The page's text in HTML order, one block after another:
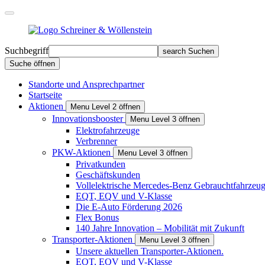
Suchbegriff search Suchen
Suche öffnen
Standorte und Ansprechpartner
Startseite
Aktionen
Menu Level 2 öffnen
Innovationsbooster Menu Level 3 öffnen
Elektrofahrzeuge
Verbrenner
PKW-Aktionen
Menu Level 3 öffnen
Privat­kunden
Geschäfts­kunden
Vollelektrische Mercedes-Benz
EQT, EQV und V-Klasse
Die E-Auto Förderung 2026
Flex Bonus
140 Jahre Innovation – Mobilität mit Zukunft
Transporter-Aktionen
Menu Level 3 öffnen
Unsere aktuellen Transporter-Aktionen.
EQT, EQV und V-Klasse